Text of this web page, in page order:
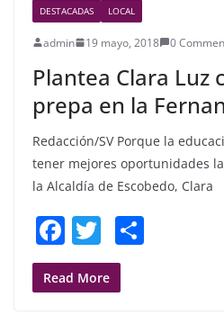
o
o
k
DESTACADAS LOCAL
admin 19 mayo, 2018 0
Plantea Clara Luz
prepa en la
Redacción/SV Porque la
tener mejores oportunidades
la Alcaldía de Escobedo, Clara
F
a
c
T
w
itt
Read More